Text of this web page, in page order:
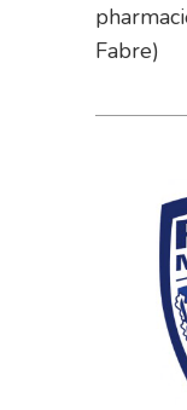
Fabre)